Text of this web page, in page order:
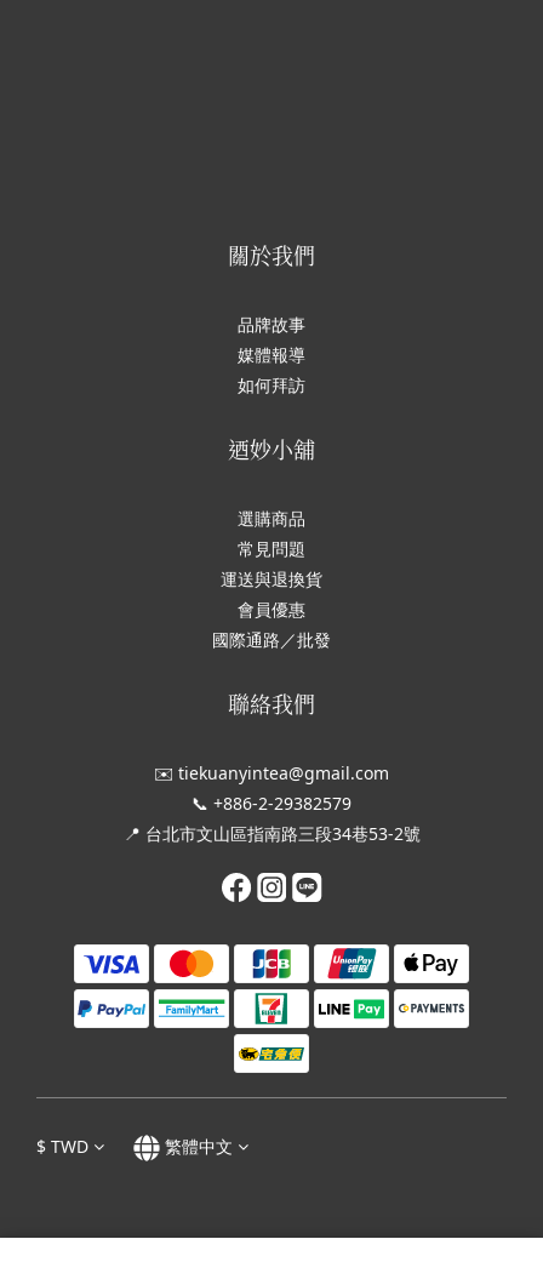
關於我們
品牌故事
媒體報導
如何拜訪
迺妙小舖
選購商品
常見問題
運送與退換貨
會員優惠
國際通路／批發
聯絡我們
✉️ tiekuanyintea@gmail.com
📞 +886-2-29382579
📍 台北市文山區指南路三段34巷53-2號
$ TWD 繁體中文